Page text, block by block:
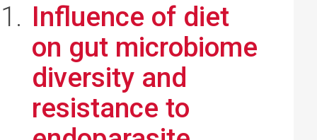
Influence of diet
on gut microbiome
diversity and
resistance to